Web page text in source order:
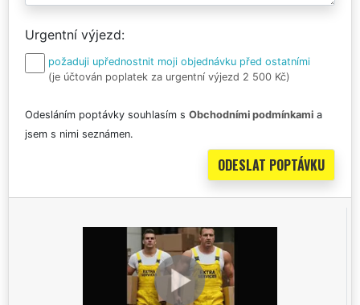
Urgentní výjezd
požaduji upřednostnit moji objednávku před ostatními
(je účtován poplatek za urgentní výjezd 2 500 Kč)
Odesláním poptávky souhlasím s Obchodními podmínkami a
jsem s nimi seznámen.